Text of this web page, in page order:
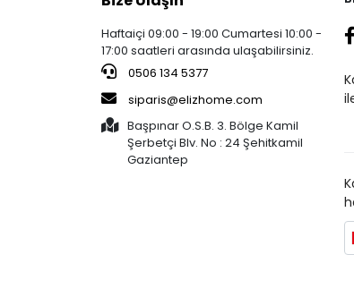
Haftaiçi 09:00 - 19:00 Cumartesi 10:00 -
17:00 saatleri arasında ulaşabilirsiniz.
0506 134 5377
siparis@elizhome.com
Başpınar O.S.B. 3. Bölge Kamil
Şerbetçi Blv. No : 24 Şehitkamil
Gaziantep